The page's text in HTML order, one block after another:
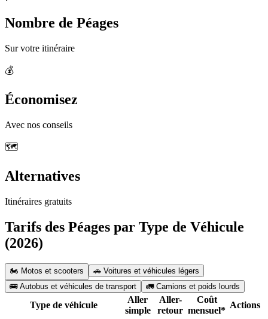
Nombre de Péages
Sur votre itinéraire
💰
Économisez
Avec nos conseils
🗺️
Alternatives
Itinéraires gratuits
Tarifs des Péages par Type de Véhicule
(2026)
🏍️ Motos et scooters
🚗 Voitures et véhicules légers
🚌 Autobus et véhicules de transport
🚛 Camions et poids lourds
Type de véhicule
Aller
simple
Aller-
retour
Coût
mensuel*
Actions